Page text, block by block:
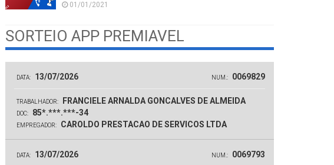
01/01/2021
SORTEIO APP PREMIAVEL
DATA: 13/07/2026 NUM.: 0069829
TRABALHADOR: FRANCIELE ARNALDA GONCALVES DE ALMEIDA
DOC: 85*.***.***-34
EMPREGADOR: CAROLDO PRESTACAO DE SERVICOS LTDA
DATA: 13/07/2026 NUM.: 0069793